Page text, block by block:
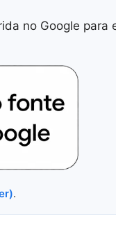
no Google para
.